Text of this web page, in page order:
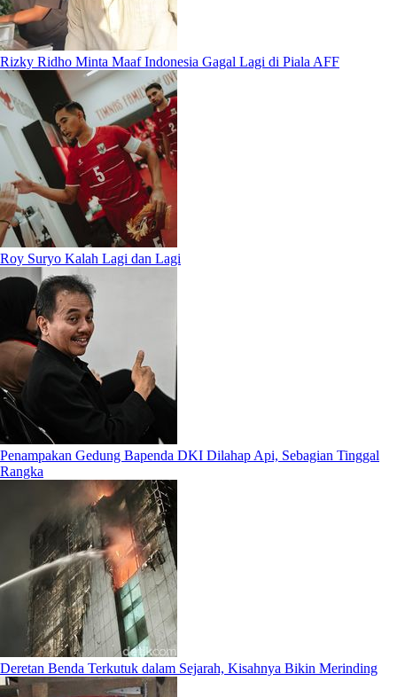
Rizky Ridho Minta Maaf Indonesia Gagal Lagi di Piala AFF
Roy Suryo Kalah Lagi dan Lagi
Penampakan Gedung Bapenda DKI Dilahap Api, Sebagian Tinggal
Rangka
Deretan Benda Terkutuk dalam Sejarah, Kisahnya Bikin Merinding